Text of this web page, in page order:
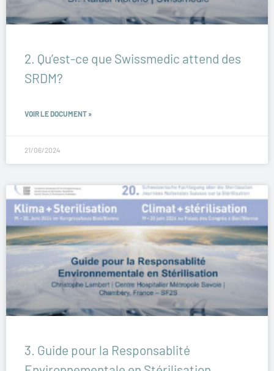
2. Qu’est-ce que Swissmedic attend des
SRDM?
VOIR LE DOCUMENT »
21/06/2024
3. Guide pour la Responsablité